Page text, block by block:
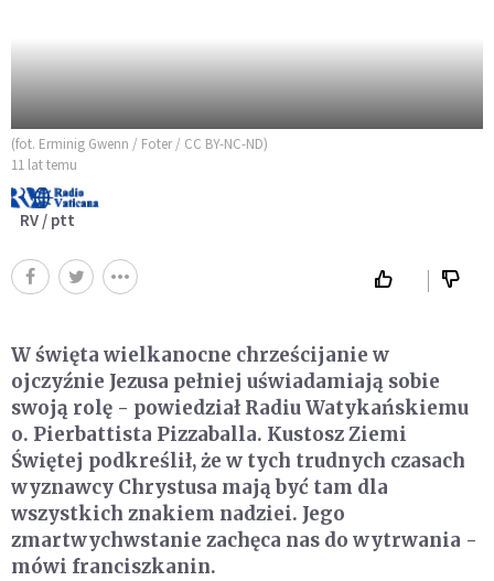
(fot. Erminig Gwenn / Foter / CC BY-NC-ND)
11 lat temu
RV / ptt
W święta wielkanocne chrześcijanie w
ojczyźnie Jezusa pełniej uświadamiają sobie
swoją rolę - powiedział Radiu Watykańskiemu
o. Pierbattista Pizzaballa. Kustosz Ziemi
Świętej podkreślił, że w tych trudnych czasach
wyznawcy Chrystusa mają być tam dla
wszystkich znakiem nadziei. Jego
zmartwychwstanie zachęca nas do wytrwania -
mówi franciszkanin.